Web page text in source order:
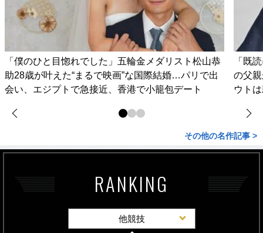
「僕のひと目惚れでした」五輪金メダリスト松山恭
助28歳が叶えた“まるで映画”な国際結婚…パリで出
会い、エジプトで急接近、香港で小籠包デート
「既
の父
ウト
その他の名作記事 >
RANKING
他競技